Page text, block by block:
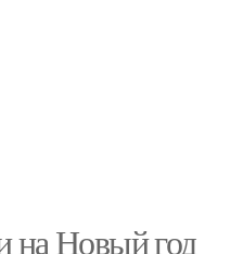
на Новый год